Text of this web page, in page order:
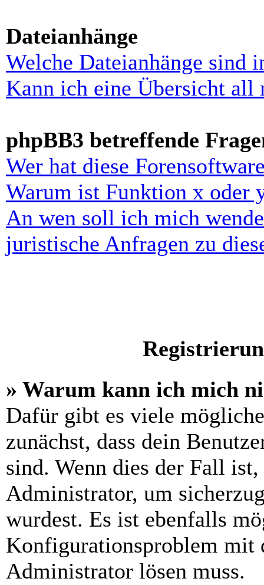
Dateianhänge
Welche Dateianhänge sind
Kann ich eine Übersicht all
phpBB3 betreffende
Wer hat diese
Warum ist Funktion x oder
An wen soll ich mich
juristische Anfragen zu
» Warum kann ich mich
Dafür gibt es viele
zunächst, dass dein
sind. Wenn dies der Fall
Administrator, um
wurdest. Es ist ebenfalls
Konfigurationsproblem mit
Administrator lösen muss.